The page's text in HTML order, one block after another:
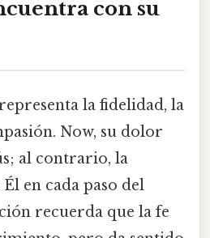
con su
la fidelidad, la
Now, su dolor
al contrario, la
en cada paso del
recuerda que la fe